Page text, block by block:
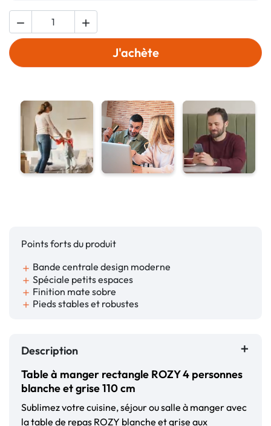
 
J'achète
Points forts du produit
add Bande centrale design moderne
add Spéciale petits espaces
add Finition mate sobre
add Pieds stables et robustes
Description
Table à manger rectangle ROZY 4 personnes
blanche et grise 110 cm
Sublimez votre cuisine, séjour ou salle à manger avec
la table de repas ROZY blanche et grise aux